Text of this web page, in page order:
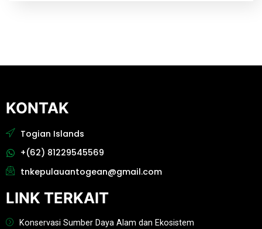
KONTAK
Togian Islands
+(62) 81229545569
tnkepulauantogean@gmail.com
LINK TERKAIT
Konservasi Sumber Daya Alam dan Ekosistem